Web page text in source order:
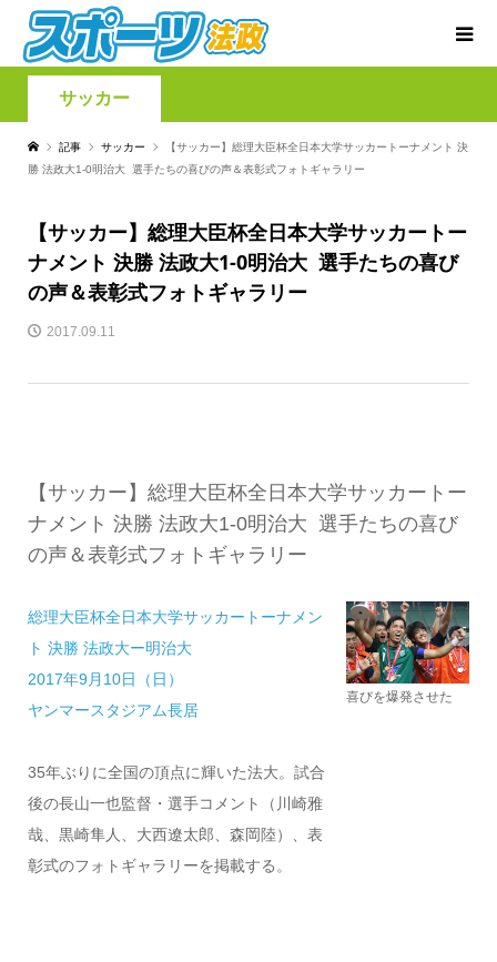
サッカー
記事 サッカー
【サッカー】総理大臣杯全日本大学サッカートーナメント 決
勝 法政大1-0明治大 選手たちの喜びの声＆表彰式フォトギャラリー
【サッカー】総理大臣杯全日本大学サッカートー
ナメント 決勝 法政大1-0明治大 選手たちの喜び
の声＆表彰式フォトギャラリー
2017.09.11
【サッカー】総理大臣杯全日本大学サッカートー
ナメント 決勝 法政大1-0明治大 選手たちの喜び
の声＆表彰式フォトギャラリー
総理大臣杯全日本大学サッカートーナメン
ト 決勝 法政大ー明治大
2017年9月10日（日）
ヤンマースタジアム長居
35年ぶりに全国の頂点に輝いた法大。試合
後の長山一也監督・選手コメント（川崎雅
哉、黒崎隼人、大西遼太郎、森岡陸）、表
彰式のフォトギャラリーを掲載する。
喜びを爆発させた